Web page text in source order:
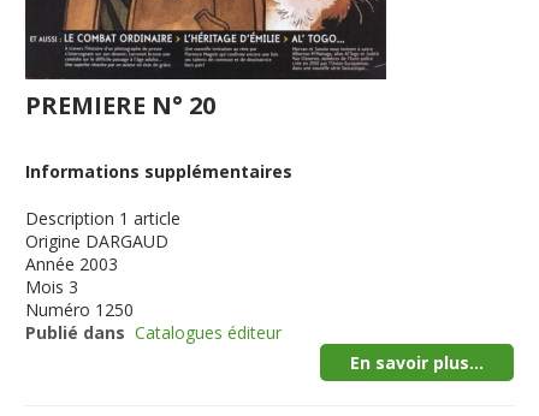
PREMIERE N° 20
Informations supplémentaires
Description 1 article
Origine DARGAUD
Année 2003
Mois 3
Numéro 1250
Publié dans Catalogues éditeur
En savoir plus...